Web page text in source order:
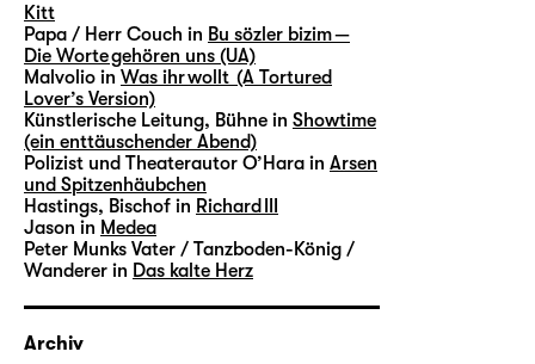
Kitt
Papa / Herr Couch in Bu sözler bizim —
Die Worte gehören uns (UA)
Malvolio in Was ihr wollt (A Tortured
Lover’s Version)
Künstlerische Leitung, Bühne in Showtime
(ein enttäuschender Abend)
Polizist und Theaterautor O’Hara in Arsen
und Spitzenhäubchen
Hastings, Bischof in Richard III
Jason in Medea
Peter Munks Vater / Tanzboden-König /
Wanderer in Das kalte Herz
Archiv